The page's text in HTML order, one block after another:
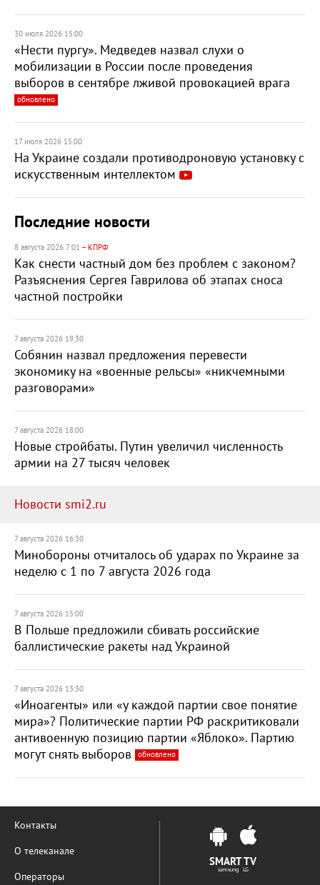
30 июля 2026 15:00
«Нести пургу». Медведев назвал слухи о
мобилизации в России после проведения
выборов в сентябре лживой провокацией врага
обновлено
17 июля 2026 15:00
На Украине создали противодроновую установку с
искусственным интеллектом
Последние новости
8 августа 2026 7:01 – КПРФ
Как снести частный дом без проблем с законом?
Разъяснения Сергея Гаврилова об этапах сноса
частной постройки
7 августа 2026 19:30
Собянин назвал предложения перевести
экономику на «военные рельсы» «никчемными
разговорами»
7 августа 2026 18:00
Новые стройбаты. Путин увеличил численность
армии на 27 тысяч человек
Новости smi2.ru
7 августа 2026 16:30
Минобороны отчиталось об ударах по Украине за
неделю с 1 по 7 августа 2026 года
7 августа 2026 15:00
В Польше предложили сбивать российские
баллистические ракеты над Украиной
7 августа 2026 13:30
«Иноагенты» или «у каждой партии свое понятие
мира»? Политические партии РФ раскритиковали
антивоенную позицию партии «Яблоко». Партию
могут снять выборов
обновлено
Контакты
О телеканале
Операторы
SMART TV
samsung LG